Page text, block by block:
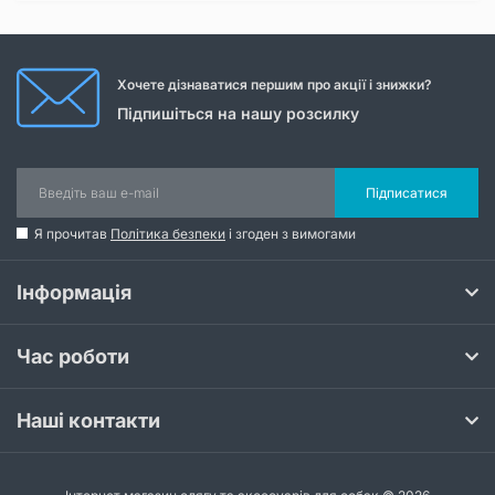
Хочете дізнаватися першим про акції і знижки?
Підпишіться на нашу розсилку
Підписатися
Я прочитав Політика безпеки і згоден з вимогами
Інформація
Час роботи
Наші контакти